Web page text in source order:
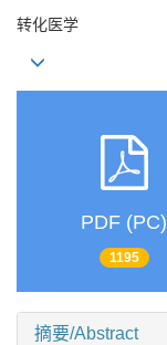
转化医学
PDF (PC)
1195
摘要/Abstract